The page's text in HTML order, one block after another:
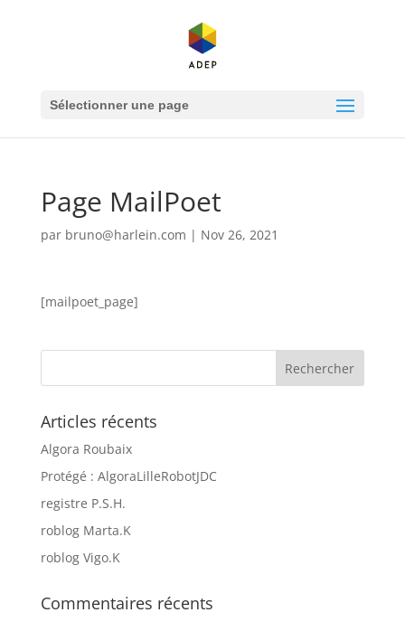
Sélectionner une page
Page MailPoet
par bruno@harlein.com | Nov 26, 2021
[mailpoet_page]
Articles récents
Algora Roubaix
Protégé : AlgoraLilleRobotJDC
registre P.S.H.
roblog Marta.K
roblog Vigo.K
Commentaires récents